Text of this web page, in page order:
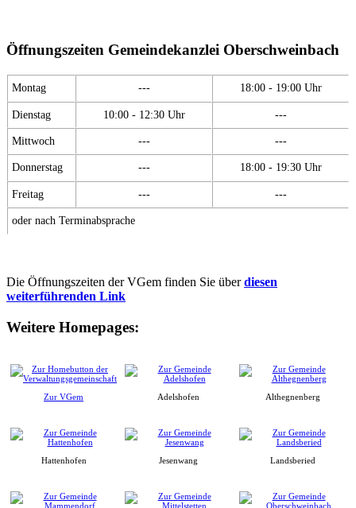
Öffnungszeiten Gemeindekanzlei Oberschweinbach
Montag --- 18:00 - 19:00 Uhr
Dienstag 10:00 - 12:30 Uhr ---
Mittwoch --- ---
Donnerstag --- 18:00 - 19:30 Uhr
Freitag --- ---
oder nach Terminabsprache
Die Öffnungszeiten der VGem finden Sie überdiesen
weiterführenden Link
Weitere Homepages:
Zur VGem Adelshofen Althegnenberg
Hattenhofen Jesenwang Landsberied